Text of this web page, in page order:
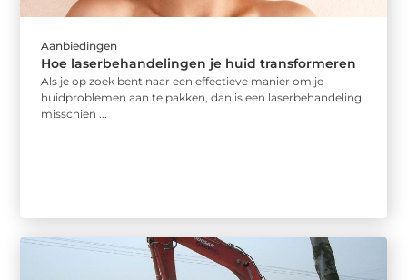
Aanbiedingen
Hoe laserbehandelingen je huid transformeren
Als je op zoek bent naar een effectieve manier om je
huidproblemen aan te pakken, dan is een laserbehandeling
misschien ...